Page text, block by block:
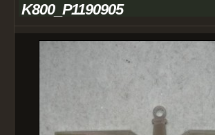
K800_P1190905